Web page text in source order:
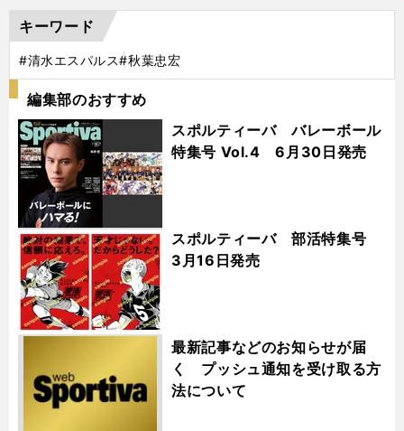
キーワード
#清水エスパルス#秋葉忠宏
編集部のおすすめ
スポルティーバ バレーボール
特集号 Vol.4 6月30日発売
スポルティーバ 部活特集号
3月16日発売
最新記事などのお知らせが届
く プッシュ通知を受け取る方
法について